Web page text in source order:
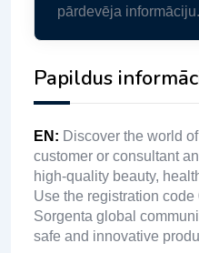
pārdevēja informāciju.
Papildus
EN : Discover the world
customer or consultant
high-quality beauty,
Use the registration
Sorgenta global
safe and innovative